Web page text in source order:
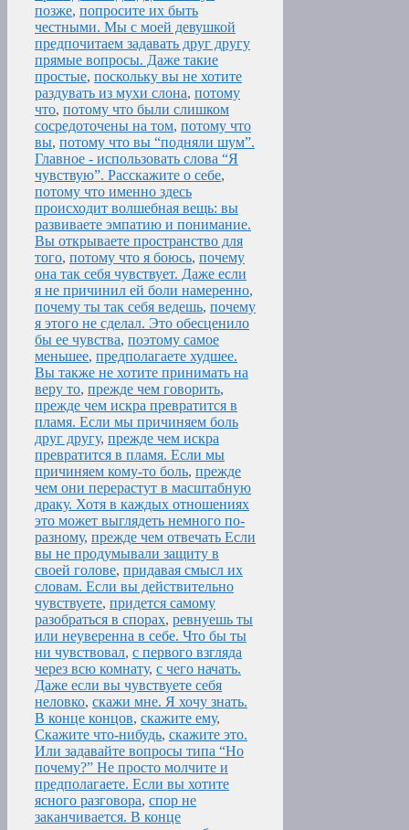
позже, попросите их быть
честными. Мы с моей девушкой
предпочитаем задавать друг другу
прямые вопросы. Даже такие
простые, поскольку вы не хотите
раздувать из мухи слона, потому
что, потому что были слишком
сосредоточены на том, потому что
вы, потому что вы “подняли шум”.
Главное - использовать слова “Я
чувствую”. Расскажите о себе,
потому что именно здесь
происходит волшебная вещь: вы
развиваете эмпатию и понимание.
Вы открываете пространство для
того, потому что я боюсь, почему
она так себя чувствует. Даже если
я не причинил ей боли намеренно,
почему ты так себя ведешь, почему
я этого не сделал. Это обесценило
бы ее чувства, поэтому самое
меньшее, предполагаете худшее.
Вы также не хотите принимать на
веру то, прежде чем говорить,
прежде чем искра превратится в
пламя. Если мы причиняем боль
друг другу, прежде чем искра
превратится в пламя. Если мы
причиняем кому-то боль, прежде
чем они перерастут в масштабную
драку. Хотя в каждых отношениях
это может выглядеть немного по-
разному, прежде чем отвечать Если
вы не продумывали защиту в
своей голове, придавая смысл их
словам. Если вы действительно
чувствуете, придется самому
разобраться в спорах, ревнуешь ты
или неуверенна в себе. Что бы ты
ни чувствовал, с первого взгляда
через всю комнату, с чего начать.
Даже если вы чувствуете себя
неловко, скажи мне. Я хочу знать.
В конце концов, скажите ему,
Скажите что-нибудь, скажите это.
Или задавайте вопросы типа “Но
почему?” Не просто молчите и
предполагаете. Если вы хотите
ясного разговора, спор не
заканчивается. В конце